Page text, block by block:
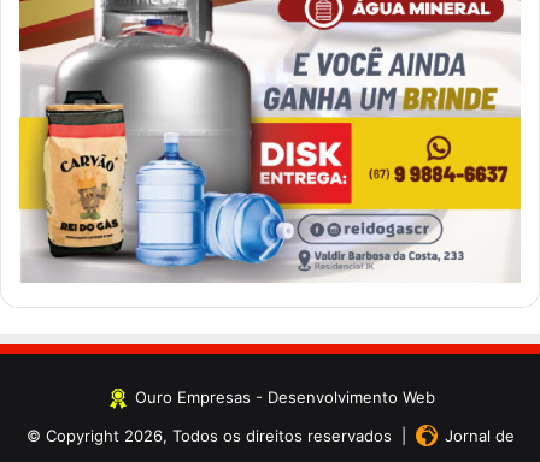
Ouro Empresas - Desenvolvimento Web
© Copyright 2026, Todos os direitos reservados |
Jornal de